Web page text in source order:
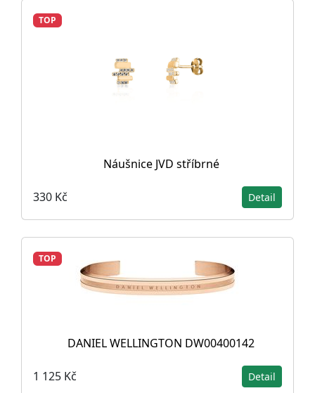
TOP
Náušnice JVD stříbrné
330 Kč Detail
TOP
DANIEL WELLINGTON DW00400142
1 125 Kč Detail